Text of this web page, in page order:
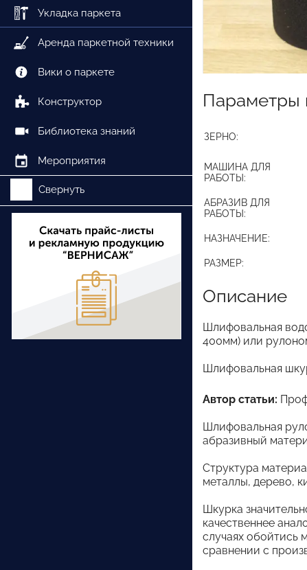
Укладка паркета
Аренда паркетной техники
Вики о паркете
Конструктор
Библиотека знаний
Мероприятия
Свернуть
Параметры
ЗЕРНО:
МАШИНА ДЛЯ
РАБОТЫ:
АБРАЗИВ ДЛЯ
РАБОТЫ:
НАЗНАЧЕНИЕ:
РАЗМЕР:
Описание
Шлифовальная
400мм) или
Шлифовальная
Автор статьи:
Шлифовальная
абразивный
Структура
металлы, дерево,
Шкурка
качественнее
случаях обойтись
сравнении с